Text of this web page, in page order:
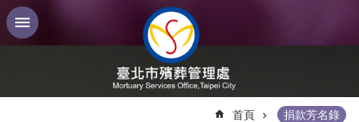
跳到主要內容區塊
首頁 捐款芳名錄